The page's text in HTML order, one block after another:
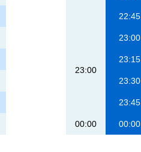
22:45
23:00
23:00
23:15
23:30
23:45
00:00 00:00